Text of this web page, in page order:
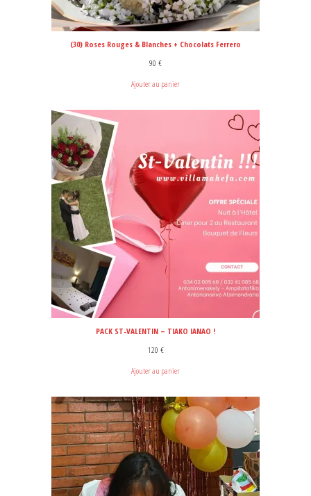
(30) Roses Rouges & Blanches + Chocolats Ferrero
90 €
Ajouter au panier
PACK ST-VALENTIN – TIAKO IANAO !
120 €
Ajouter au panier